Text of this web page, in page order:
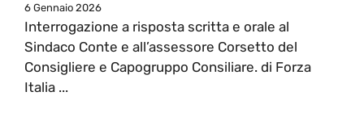
6 Gennaio 2026
Interrogazione a risposta scritta e orale al
Sindaco Conte e all’assessore Corsetto del
Consigliere e Capogruppo Consiliare. di Forza
Italia ...